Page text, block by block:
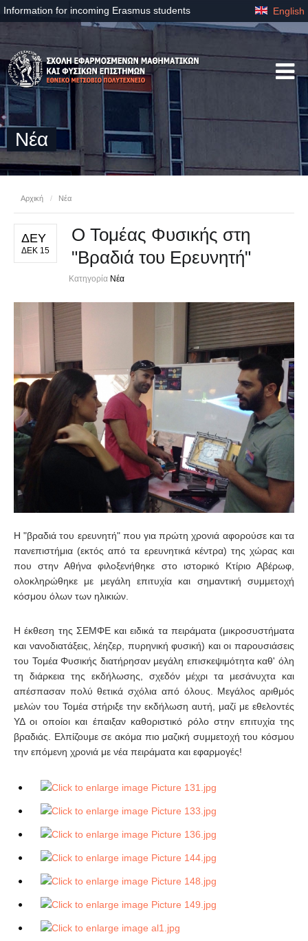
Information for incoming Erasmus students English
Νέα
Αρχική / Νέα
ΔΕΥ
ΔΕΚ 15
Ο Τομέας Φυσικής στη
"Βραδιά του Ερευνητή"
Κατηγορία Νέα
Η "βραδιά του ερευνητή" που για πρώτη χρονιά αφορούσε και τα
πανεπιστήμια (εκτός από τα ερευνητικά κέντρα) της χώρας και
που στην Αθήνα φιλοξενήθηκε στο ιστορικό Κτίριο Αβέρωφ,
ολοκληρώθηκε με μεγάλη επιτυχία και σημαντική συμμετοχή
κόσμου όλων των ηλικιών.
Η έκθεση της ΣΕΜΦΕ και ειδικά τα πειράματα (μικροσυστήματα
και νανοδιατάξεις, λέηζερ, πυρηνική φυσική) και οι παρουσιάσεις
του Τομέα Φυσικής διατήρησαν μεγάλη επισκεψιμότητα καθ' όλη
τη διάρκεια της εκδήλωσης, σχεδόν μέχρι τα μεσάνυχτα και
απέσπασαν πολύ θετικά σχόλια από όλους. Μεγάλος αριθμός
μελών του Τομέα στήριξε την εκδήλωση αυτή, μαζί με εθελοντές
ΥΔ οι οποίοι και έπαιξαν καθοριστικό ρόλο στην επιτυχία της
βραδιάς. Ελπίζουμε σε ακόμα πιο μαζική συμμετοχή του κόσμου
την επόμενη χρονιά με νέα πειράματα και εφαρμογές!